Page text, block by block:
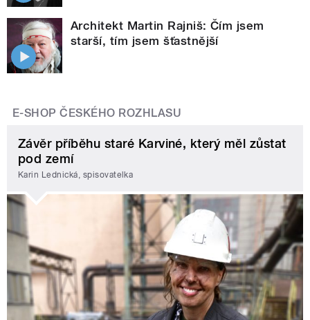
Architekt Martin Rajniš: Čím jsem
starší, tím jsem šťastnější
E-SHOP ČESKÉHO ROZHLASU
Závěr příběhu staré Karviné, který měl zůstat
pod zemí
Karin Lednická, spisovatelka